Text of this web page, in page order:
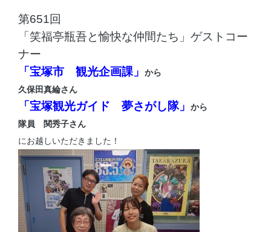
第651回
「笑福亭瓶吾と愉快な仲間たち」ゲストコー
ナー
「宝塚市 観光企画課」
から
久保田真綸さん
「宝塚観光ガイド 夢さがし隊」
から
隊員 関秀子さん
にお越しいただきました！